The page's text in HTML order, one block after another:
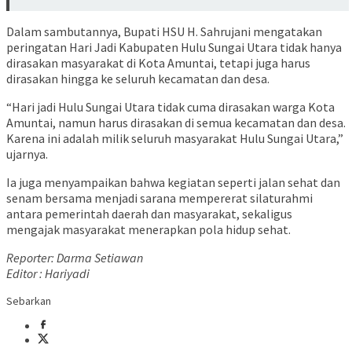
Dalam sambutannya, Bupati HSU H. Sahrujani mengatakan
peringatan Hari Jadi Kabupaten Hulu Sungai Utara tidak hanya
dirasakan masyarakat di Kota Amuntai, tetapi juga harus
dirasakan hingga ke seluruh kecamatan dan desa.
“Hari jadi Hulu Sungai Utara tidak cuma dirasakan warga Kota
Amuntai, namun harus dirasakan di semua kecamatan dan desa.
Karena ini adalah milik seluruh masyarakat Hulu Sungai Utara,”
ujarnya.
Ia juga menyampaikan bahwa kegiatan seperti jalan sehat dan
senam bersama menjadi sarana mempererat silaturahmi
antara pemerintah daerah dan masyarakat, sekaligus
mengajak masyarakat menerapkan pola hidup sehat.
Reporter: Darma Setiawan
Editor : Hariyadi
Sebarkan